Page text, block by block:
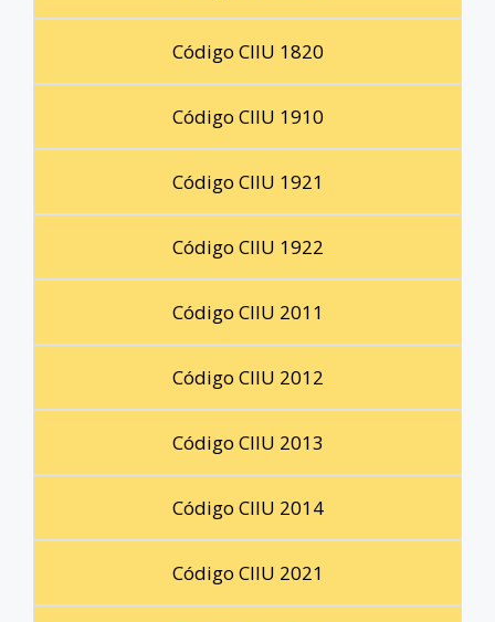
Código CIIU 1820
Código CIIU 1910
Código CIIU 1921
Código CIIU 1922
Código CIIU 2011
Código CIIU 2012
Código CIIU 2013
Código CIIU 2014
Código CIIU 2021